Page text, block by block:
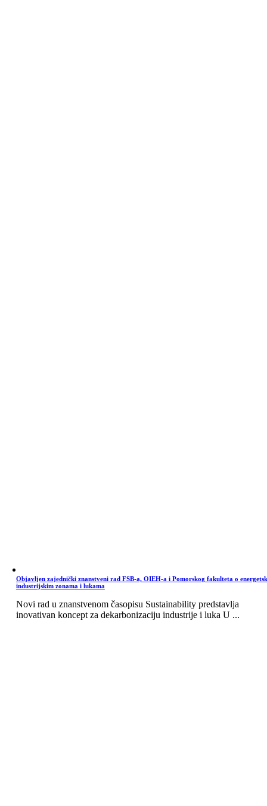
Objavljen zajednički znanstveni rad FSB-a, OIEH-a i Pomorskog fakulteta o
industrijskim zonama i lukama
Novi rad u znanstvenom časopisu Sustainability predstavlja
inovativan koncept za dekarbonizaciju industrije i luka U ...